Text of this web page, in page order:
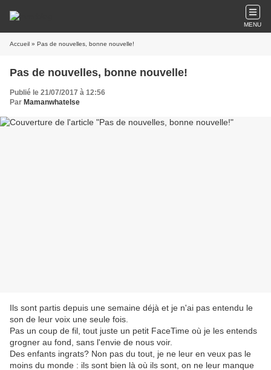
MENU
Accueil » Pas de nouvelles, bonne nouvelle!
Pas de nouvelles, bonne nouvelle!
Publié le 21/07/2017 à 12:56
Par Mamanwhatelse
Ils sont partis depuis une semaine déjà et je n'ai pas entendu le
son de leur voix une seule fois.
Pas un coup de fil, tout juste un petit FaceTime où je les entends
grogner au fond, sans l'envie de nous voir.
Des enfants ingrats? Non pas du tout, je ne leur en veux pas le
moins du monde : ils sont bien là où ils sont, on ne leur manque